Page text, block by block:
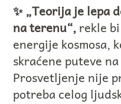
✨ „Teorija je lepa
na terenu“,rekle
energije kosmosa,
skraćene puteve
Prosvetljenje nije
potreba celog